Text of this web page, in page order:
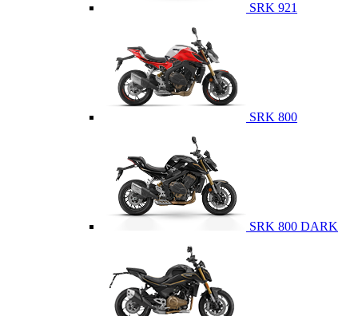
SRK 921
SRK 800
SRK 800 DARK